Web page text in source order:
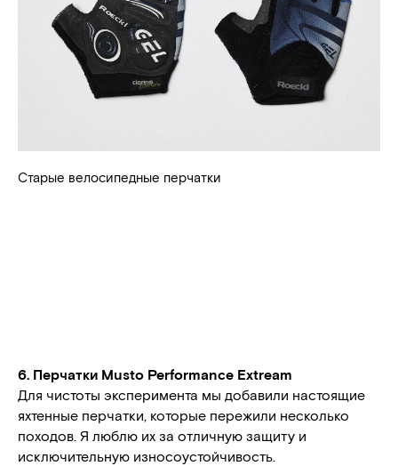
Старые велосипедные перчатки
6. Перчатки Musto Performance Extream
Для чистоты эксперимента мы добавили настоящие
яхтенные перчатки, которые пережили несколько
походов. Я люблю их за отличную защиту и
исключительную износоустойчивость.